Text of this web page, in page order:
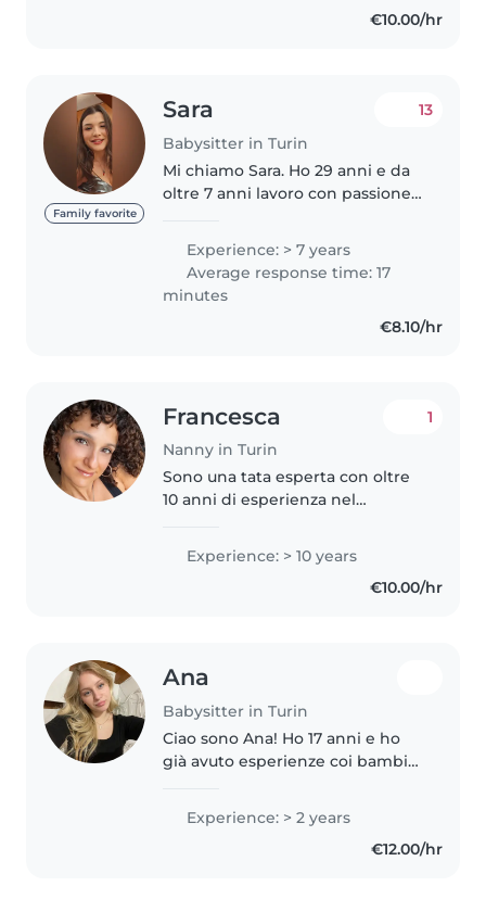
accompagna fin da bambina,€10.00/hr
Family favorite
Sara
Babysitter in Turin
13
Mi chiamo Sara. Ho 29 anni e da
oltre 7 anni lavoro con passione
un'esperienza di stage in asilo
nido. Amo il mondo dei bambini
e ogni..
Experience: > 7 years
Average response time: 17
minutes
€8.10/hr
Francesca
Nanny in Turin
1
Sono una tata esperta con oltre
10 anni di esperienza nel
tutte le età, dai più piccoli ai
teenager. Mi considero una
Experience: > 10 years
€10.00/hr
Ana
Babysitter in Turin
Ciao sono Ana! Ho 17 anni e ho
già avuto esperienze coi bambini
cucinare, pulire aiutare con i
compiti e qualsiasi cosa serva.
Experience: > 2 years
€12.00/hr